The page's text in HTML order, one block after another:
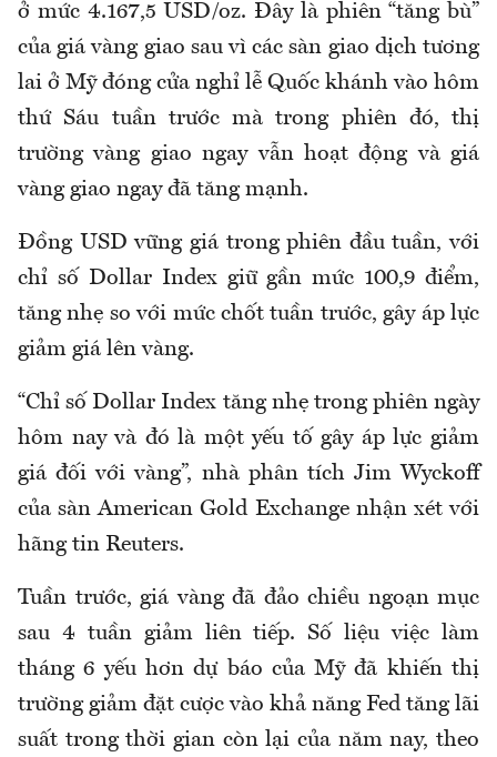
ở mức 4.167,5 USD/oz. Đây là phiên “tăng bù”
của giá vàng giao sau vì các sàn giao dịch tương
lai ở Mỹ đóng cửa nghỉ lễ Quốc khánh vào hôm
thứ Sáu tuần trước mà trong phiên đó, thị
trường vàng giao ngay vẫn hoạt động và giá
vàng giao ngay đã tăng mạnh.
Đồng USD vững giá trong phiên đầu tuần, với
chỉ số Dollar Index giữ gần mức 100,9 điểm,
tăng nhẹ so với mức chốt tuần trước, gây áp lực
giảm giá lên vàng.
“Chỉ số Dollar Index tăng nhẹ trong phiên ngày
hôm nay và đó là một yếu tố gây áp lực giảm
giá đối với vàng”, nhà phân tích Jim Wyckoff
của sàn American Gold Exchange nhận xét với
hãng tin Reuters.
Tuần trước, giá vàng đã đảo chiều ngoạn mục
sau 4 tuần giảm liên tiếp. Số liệu việc làm
tháng 6 yếu hơn dự báo của Mỹ đã khiến thị
trường giảm đặt cược vào khả năng Fed tăng lãi
suất trong thời gian còn lại của năm nay, theo